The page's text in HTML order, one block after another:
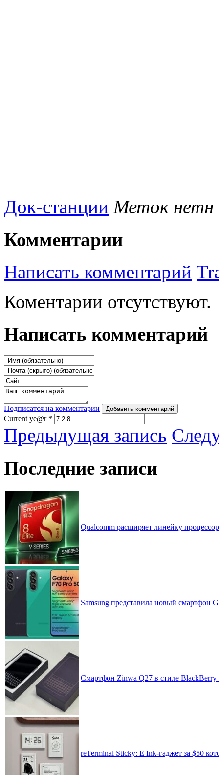
Док-станции Меток нетн
Комментарии
Написать комментарий
Коментарии отсутствуют.
Написать комментарий
Подписатся на комментарии Добавить комментарий
Current ye@r *
Предыдущая запись
Последние записи
Qualcomm расширяет линейку
Samsung представила новый смартфон
Смартфон Zinwa Q27 в стиле BlackBerry
reTerminal Sticky: E Ink-гаджет за $50